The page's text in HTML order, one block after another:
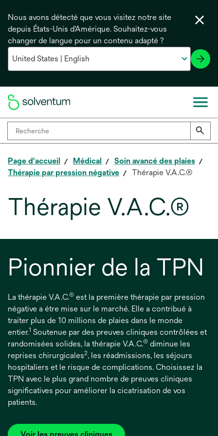
Nous avons détecté que vous visitez notre site
depuis États-Unis d'Amérique. Souhaitez-vous
changer de langue pour un contenu adapté ?
Page d'accueil Médical
Soin avancé des plaies
Thérapie par pression négative
Thérapie V.A.C.®
Thérapie V.A.C.®
Pionnier de la TPN
La thérapie V.A.C.® est la première thérapie par pression
négative a étre mise sur le marché. Elle a contribué à
traiter plus de 10 millions de plaies dans le monde
entier.1 Soutenue par des preuves cliniques contrôlées et
randomisées solides, la thérapie V.A.C.® diminue les
reprises chirurgicales2, les réadmissions, les séjours
hospitaliers et le risque de complications. Choisissez la
TPN avec le plus grand nombre de preuves cliniques
significatives pour améliorer la cicatrisation de vos
patients.